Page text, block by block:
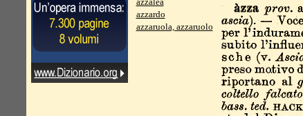
azzardo
azzaruola, azzaruolo